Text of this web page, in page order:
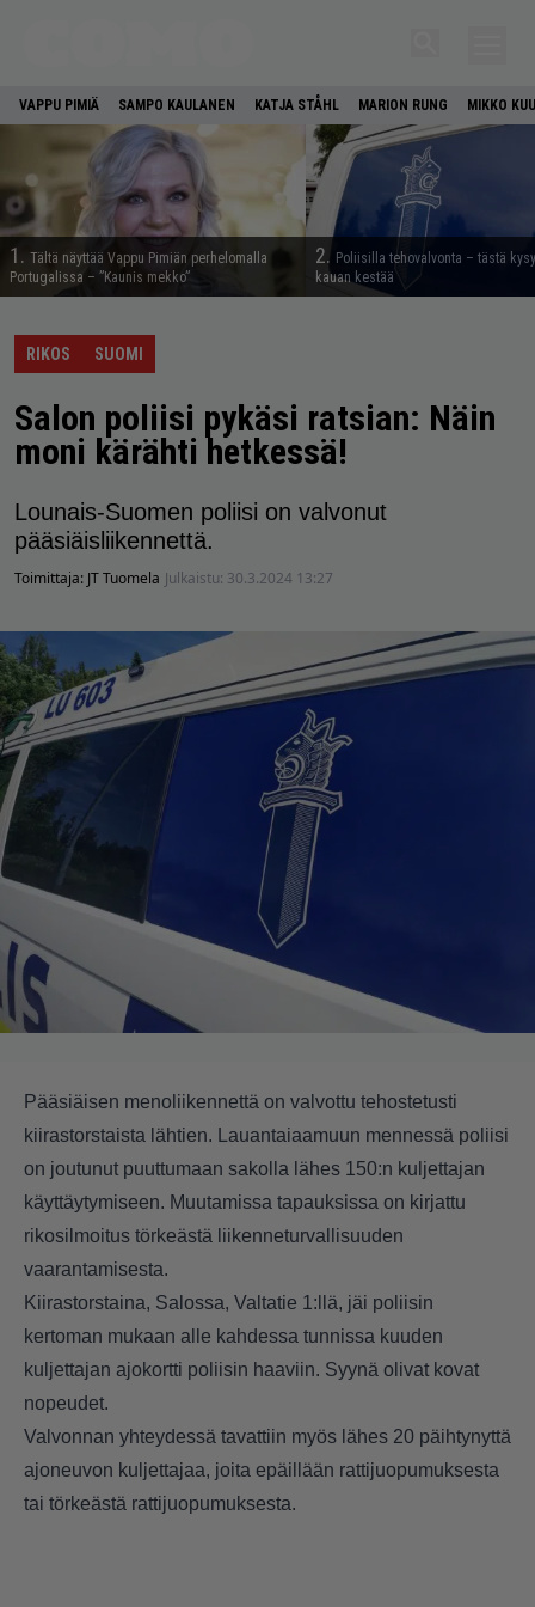
VAPPU PIMIÄ SAMPO KAULANEN KATJA STÅHL MARION RUNG MIKKO
1. Tältä näyttää Vappu Pimiän perhelomalla
Portugalissa – ”Kaunis mekko”
2. Poliisilla tehovalvonta – tästä
kauan kestää
RIKOS SUOMI
Salon poliisi pykäsi ratsian: Näin
moni kärähti hetkessä!
Lounais-Suomen poliisi on valvonut
pääsiäisliikennettä.
Toimittaja: JT Tuomela Julkaistu: 30.3.2024 13:27
Pääsiäisen menoliikennettä on valvottu tehostetusti
kiirastorstaista lähtien. Lauantaiaamuun mennessä poliisi
on joutunut puuttumaan sakolla lähes 150:n kuljettajan
käyttäytymiseen. Muutamissa tapauksissa on kirjattu
rikosilmoitus törkeästä liikenneturvallisuuden
vaarantamisesta.
Kiirastorstaina, Salossa, Valtatie 1:llä, jäi poliisin
kertoman mukaan alle kahdessa tunnissa kuuden
kuljettajan ajokortti poliisin haaviin. Syynä olivat kovat
nopeudet.
Valvonnan yhteydessä tavattiin myös lähes 20 päihtynyttä
ajoneuvon kuljettajaa, joita epäillään rattijuopumuksesta
tai törkeästä rattijuopumuksesta.